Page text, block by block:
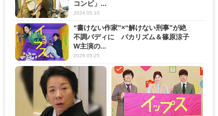
コンビ」...
2024.05.10
“書けない作家”×“解けない刑事”が絶
不調バディに バカリズム＆篠原涼子
W主演の...
2026.05.25